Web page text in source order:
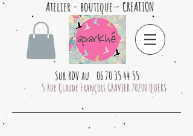
Atelier - boutique - CREATION
Sur RDV au 06 70 35 44 55
5 Rue Claude François GRAVIER 70200 QUERS